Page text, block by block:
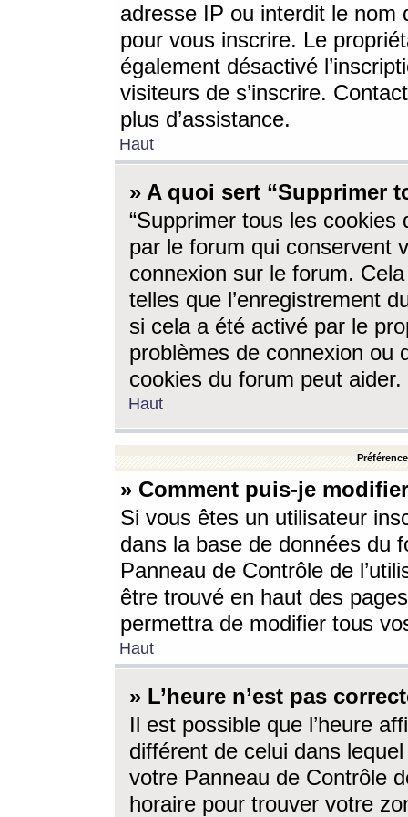
adresse IP ou interdit le nom
pour vous inscrire. Le
également désactivé
visiteurs de s’inscrire.
plus d’assistance.
Haut
» A quoi sert “Supprimer
“Supprimer tous les cookies
par le forum qui conservent
connexion sur le forum.
telles que l’enregistrement
si cela a été activé par le
problèmes de connexion ou
cookies du forum peut aider.
Haut
» Comment puis-je
Si vous êtes un utilisateur
dans la base de données du
Panneau de Contrôle de
être trouvé en haut des
permettra de modifier tous
Haut
» L’heure n’est pas
Il est possible que l’heure
différent de celui dans
votre Panneau de Contrôle
horaire pour trouver votre